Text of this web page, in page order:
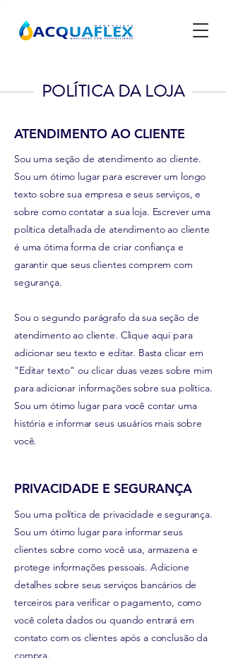
POLÍTICA DA LOJA
ATENDIMENTO AO CLIENTE
Sou uma seção de atendimento ao cliente.
Sou um ótimo lugar para escrever um longo
texto sobre sua empresa e seus serviços, e
sobre como contatar a sua loja. Escrever uma
política detalhada de atendimento ao cliente
é uma ótima forma de criar confiança e
garantir que seus clientes comprem com
segurança.
Sou o segundo parágrafo da sua seção de
atendimento ao cliente. Clique aqui para
adicionar seu texto e editar. Basta clicar em
"Editar texto" ou clicar duas vezes sobre mim
para adicionar informações sobre sua política.
Sou um ótimo lugar para você contar uma
história e informar seus usuários mais sobre
você.
PRIVACIDADE E SEGURANÇA
Sou uma política de privacidade e segurança.
Sou um ótimo lugar para informar seus
clientes sobre como você usa, armazena e
protege informações pessoais. Adicione
detalhes sobre seus serviços bancários de
terceiros para verificar o pagamento, como
você coleta dados ou quando entrará em
contato com os clientes após a conclusão da
compra.